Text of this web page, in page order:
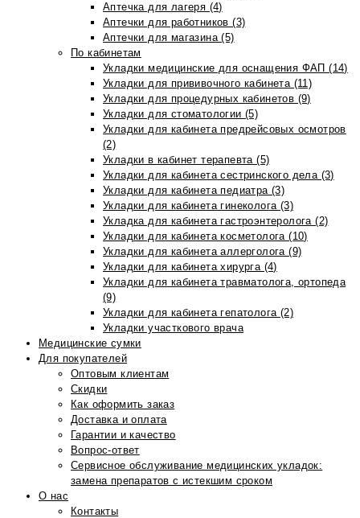
Аптечка для лагеря (4)
Аптечки для работников (3)
Аптечки для магазина (5)
По кабинетам
Укладки медицинские для оснащения ФАП (14)
Укладки для прививочного кабинета (11)
Укладки для процедурных кабинетов (9)
Укладки для стоматологии (5)
Укладки для кабинета предрейсовых осмотров
(2)
Укладки в кабинет терапевта (5)
Укладки для кабинета сестринского дела (3)
Укладки для кабинета педиатра (3)
Укладки для кабинета гинеколога (3)
Укладка для кабинета гастроэнтеролога (2)
Укладки для кабинета косметолога (10)
Укладки для кабинета аллерголога (9)
Укладки для кабинета хирурга (4)
Укладки для кабинета травматолога, ортопеда
(9)
Укладки для кабинета гепатолога (2)
Укладки участкового врача
Медицинские сумки
Для покупателей
Оптовым клиентам
Скидки
Как оформить заказ
Доставка и оплата
Гарантии и качество
Вопрос-ответ
Сервисное обслуживание медицинских укладок:
замена препаратов с истекшим сроком
О нас
Контакты